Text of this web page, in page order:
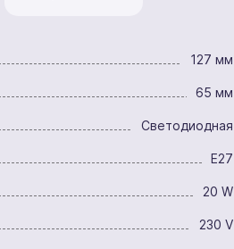
127 мм
65 мм
Светодиодная
E27
20 W
230 V